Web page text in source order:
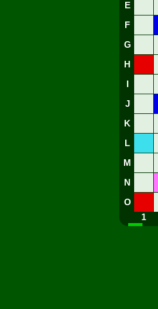
E
F
G
H
J
K
L
M
N
O
1